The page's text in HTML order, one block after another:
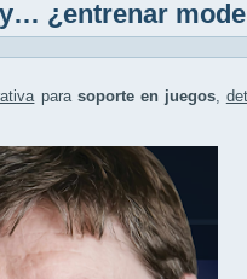
¿entrenar
para soporte en juegos,